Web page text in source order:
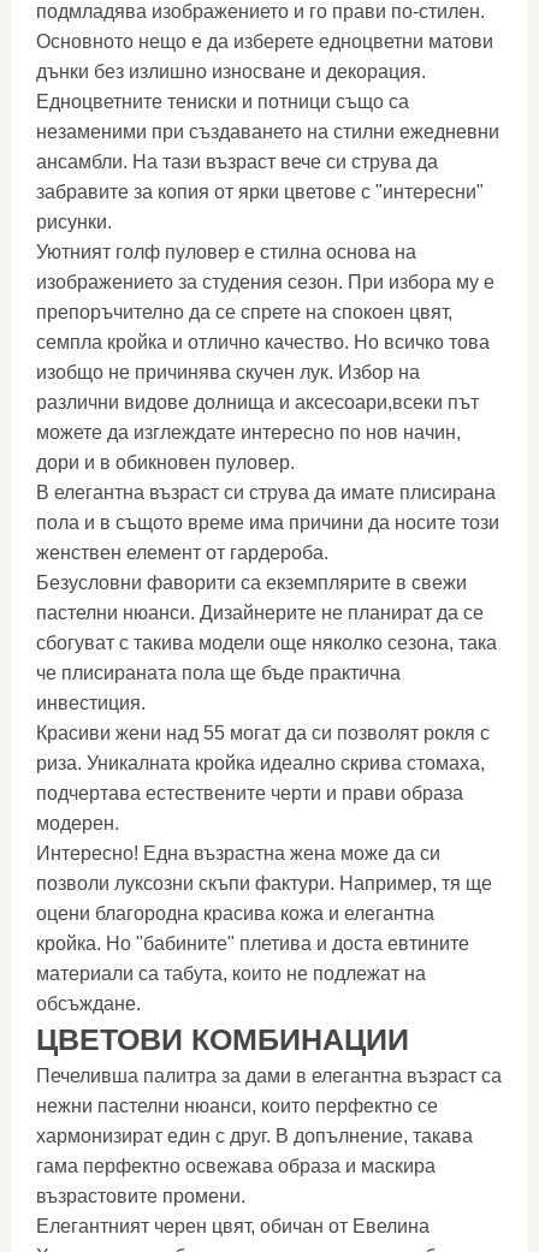
подмладява изображението и го прави по-стилен.
Основното нещо е да изберете едноцветни матови
дънки без излишно износване и декорация.
Едноцветните тениски и потници също са
незаменими при създаването на стилни ежедневни
ансамбли. На тази възраст вече си струва да
забравите за копия от ярки цветове с "интересни"
рисунки.
Уютният голф пуловер е стилна основа на
изображението за студения сезон. При избора му е
препоръчително да се спрете на спокоен цвят,
семпла кройка и отлично качество. Но всичко това
изобщо не причинява скучен лук. Избор на
различни видове долнища и аксесоари,всеки път
можете да изглеждате интересно по нов начин,
дори и в обикновен пуловер.
В елегантна възраст си струва да имате плисирана
пола и в същото време има причини да носите този
женствен елемент от гардероба.
Безусловни фаворити са екземплярите в свежи
пастелни нюанси. Дизайнерите не планират да се
сбогуват с такива модели още няколко сезона, така
че плисираната пола ще бъде практична
инвестиция.
Красиви жени над 55 могат да си позволят рокля с
риза. Уникалната кройка идеално скрива стомаха,
подчертава естествените черти и прави образа
модерен.
Интересно! Една възрастна жена може да си
позволи луксозни скъпи фактури. Например, тя ще
оцени благородна красива кожа и елегантна
кройка. Но "бабините" плетива и доста евтините
материали са табута, които не подлежат на
обсъждане.
ЦВЕТОВИ КОМБИНАЦИИ
Печеливша палитра за дами в елегантна възраст са
нежни пастелни нюанси, които перфектно се
хармонизират един с друг. В допълнение, такава
гама перфектно освежава образа и маскира
възрастовите промени.
Елегантният черен цвят, обичан от Евелина